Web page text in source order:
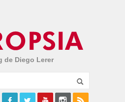
de Diego Lerer